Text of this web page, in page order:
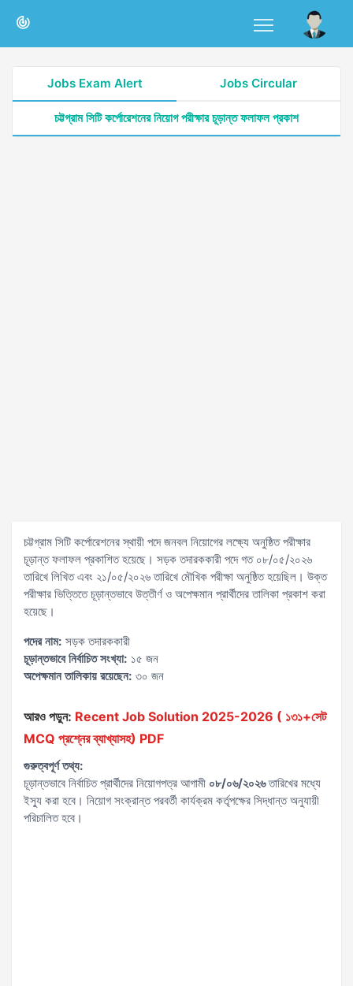
Jobs Exam Alert Jobs Circular
চট্টগ্রাম সিটি কর্পোরেশনের নিয়োগ পরীক্ষার চূড়ান্ত ফলাফল প্রকাশ
চট্টগ্রাম সিটি কর্পোরেশনের স্থায়ী পদে জনবল নিয়োগের লক্ষ্যে অনুষ্ঠিত পরীক্ষার
চূড়ান্ত ফলাফল প্রকাশিত হয়েছে। সড়ক তদারককারী পদে গত ০৮/০৫/২০২৬
তারিখে লিখিত এবং ২১/০৫/২০২৬ তারিখে মৌখিক পরীক্ষা অনুষ্ঠিত হয়েছিল। উক্ত
পরীক্ষার ভিত্তিতে চূড়ান্তভাবে উত্তীর্ণ ও অপেক্ষমান প্রার্থীদের তালিকা প্রকাশ করা
হয়েছে।
পদের নাম: সড়ক তদারককারী
চূড়ান্তভাবে নির্বাচিত সংখ্যা: ১৫ জন
অপেক্ষমান তালিকায় রয়েছেন: ৩০ জন
আরও পড়ুন: Recent Job Solution 2025-2026 ( ১৩১+সেট
MCQ প্রশ্নের ব্যাখ্যাসহ) PDF
গুরুত্বপূর্ণ তথ্য:
চূড়ান্তভাবে নির্বাচিত প্রার্থীদের নিয়োগপত্র আগামী ০৮/০৬/২০২৬তারিখের মধ্যে
ইস্যু করা হবে। নিয়োগ সংক্রান্ত পরবর্তী কার্যক্রম কর্তৃপক্ষের সিদ্ধান্ত অনুযায়ী
পরিচালিত হবে।